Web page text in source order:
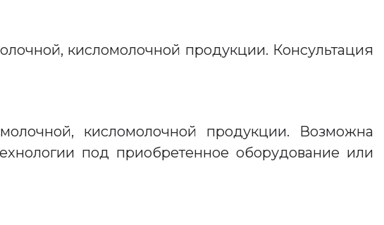
кисломолочной продукции. Консультация
кисломолочной продукции. Возможна
под приобретенное оборудование или